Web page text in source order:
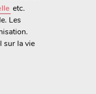
etc.
Les
sur la vie